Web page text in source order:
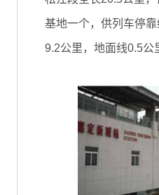
基地一个，供列车停
9.2公里，地面线0.5公